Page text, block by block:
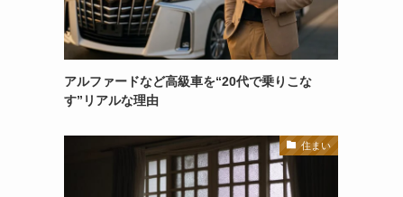
アルファードなど高級車を“20代で乗りこな
す”リアルな理由
住まい